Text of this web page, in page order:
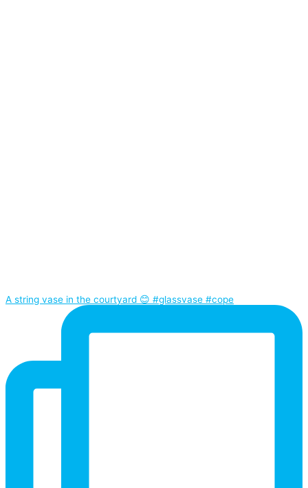
A string vase in the courtyard 😊 #glassvase #cope